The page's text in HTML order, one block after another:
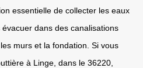
essentielle de collecter les eaux
dans des canalisations
murs et la fondation. Si vous
à Linge, dans le 36220,